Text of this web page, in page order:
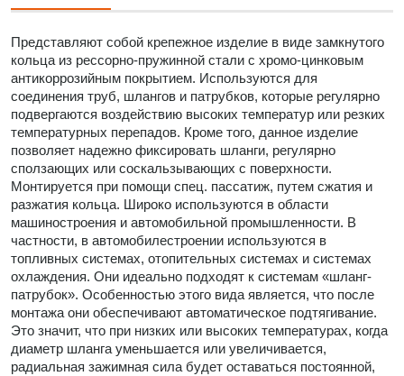
Представляют собой крепежное изделие в виде замкнутого
кольца из рессорно-пружинной стали с хромо-цинковым
антикоррозийным покрытием. Используются для
соединения труб, шлангов и патрубков, которые регулярно
подвергаются воздействию высоких температур или резких
температурных перепадов. Кроме того, данное изделие
позволяет надежно фиксировать шланги, регулярно
сползающих или соскальзывающих с поверхности.
Монтируется при помощи спец. пассатиж, путем сжатия и
разжатия кольца. Широко используются в области
машиностроения и автомобильной промышленности. В
частности, в автомобилестроении используются в
топливных системах, отопительных системах и системах
охлаждения. Они идеально подходят к системам «шланг-
патрубок». Особенностью этого вида является, что после
монтажа они обеспечивают автоматическое подтягивание.
Это значит, что при низких или высоких температурах, когда
диаметр шланга уменьшается или увеличивается,
радиальная зажимная сила будет оставаться постоянной,